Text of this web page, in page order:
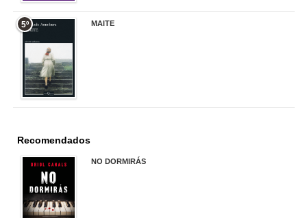
5º MAITE
Recomendados
NO DORMIRÁS